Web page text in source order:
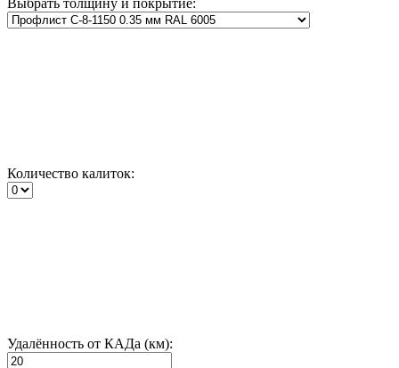
Количество калиток:
Удалённость от КАДа (км):